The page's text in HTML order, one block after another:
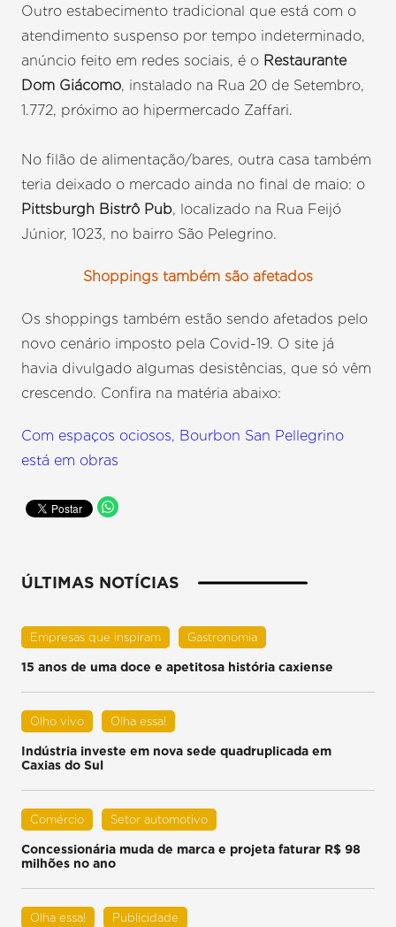
Outro estabecimento tradicional que está com o
atendimento suspenso por tempo indeterminado,
anúncio feito em redes sociais, é o Restaurante
Dom Giácomo, instalado na Rua 20 de Setembro,
1.772, próximo ao hipermercado Zaffari.
No filão de alimentação/bares, outra casa também
teria deixado o mercado ainda no final de maio: o
Pittsburgh Bistrô Pub, localizado na Rua Feijó
Júnior, 1023, no bairro São Pelegrino.
Shoppings também são afetados
Os shoppings também estão sendo afetados pelo
novo cenário imposto pela Covid-19. O site já
havia divulgado algumas desistências, que só vêm
crescendo. Confira na matéria abaixo:
Com espaços ociosos, Bourbon San Pellegrino
está em obras
ÚLTIMAS NOTÍCIAS
Empresas que inspiram Gastronomia
15 anos de uma doce e apetitosa história caxiense
Olho vivo Olha essa!
Indústria investe em nova sede quadruplicada em
Caxias do Sul
Comércio Setor automotivo
Concessionária muda de marca e projeta faturar R$ 98
milhões no ano
Olha essa! Publicidade